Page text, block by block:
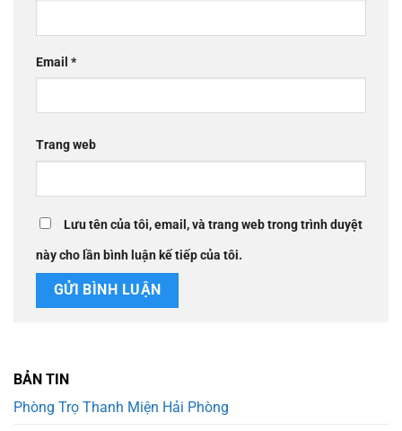
Email *
Trang web
Lưu tên của tôi, email, và trang web trong trình duyệt
này cho lần bình luận kế tiếp của tôi.
BẢN TIN
Phòng Trọ Thanh Miện Hải Phòng